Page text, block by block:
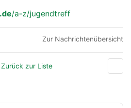
/a-z/jugendtreff
Zur Nachrichtenübersicht
Zurück zur Liste